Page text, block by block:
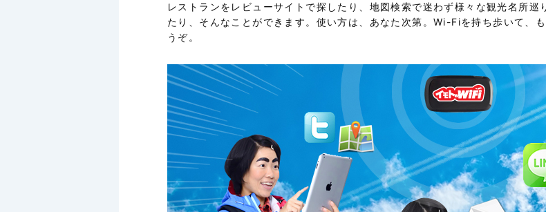
レストランをレビューサイトで探したり、地図検索で迷わず様々な観光名所
たり、そんなことができます。使い方は、あなた次第。Wi-Fiを持ち歩いて、
うぞ。